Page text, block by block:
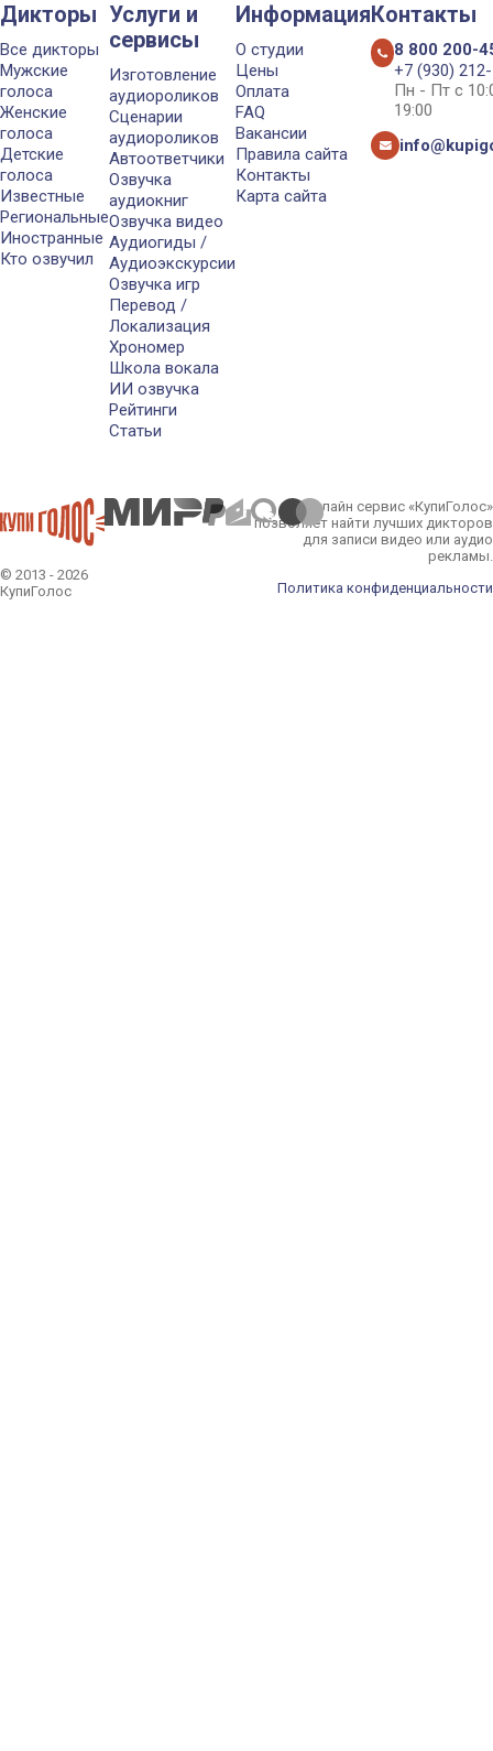
Дикторы
Все дикторы
Мужские
голоса
Женские
голоса
Детские
голоса
Известные
Региональные
Иностранные
Кто озвучил
Услуги и
сервисы
Изготовление
аудиороликов
Сценарии
аудиороликов
Автоответчики
Озвучка
аудиокниг
Озвучка видео
Аудиогиды /
Аудиоэкскурсии
Озвучка игр
Перевод /
Локализация
Хрономер
Школа вокала
ИИ озвучка
Рейтинги
Статьи
Информация
О студии
Цены
Оплата
FAQ
Вакансии
Правила сайта
Контакты
Карта сайта
Контакты
8 800 200-
+7 (930)
Пн - Пт с
19:00
© 2013 - 2026
КупиГолос
Онлайн сервис «КупиГолос»
позволяет найти лучших дикторов
для записи видео или аудио
рекламы.
Политика конфиденциальности